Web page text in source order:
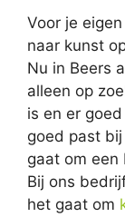
Voor je
naar kunst
Nu in Beers
alleen op
is en er
goed past
gaat om een
Bij ons
het gaat om